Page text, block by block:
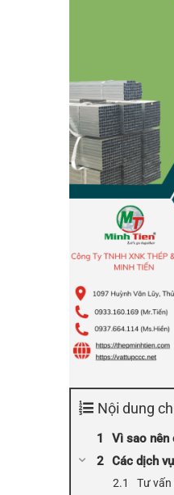
Nội dung
Vì sao nên
Các dịch
Tư vấn